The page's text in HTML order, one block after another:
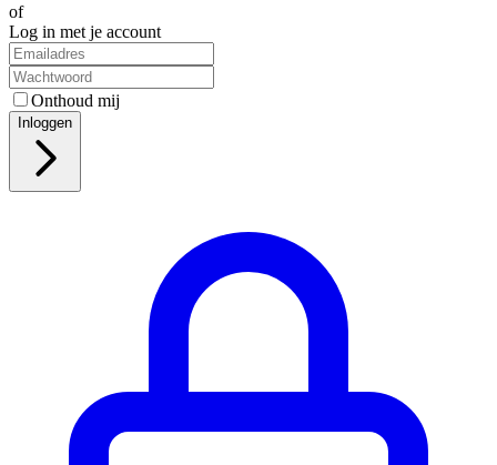
of
Log in met je account
Onthoud mij
Inloggen